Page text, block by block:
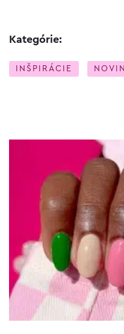
Kategórie:
INŠPIRÁCIE